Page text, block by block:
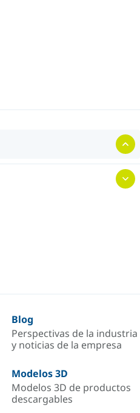
Blog
Perspectivas de la industria
y noticias de la empresa
Modelos 3D
Modelos 3D de productos
descargables